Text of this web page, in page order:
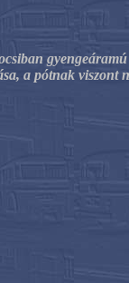
a pótnak viszont